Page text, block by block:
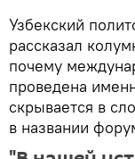
Узбекский
рассказал
почему
проведена
скрывается в
в названии